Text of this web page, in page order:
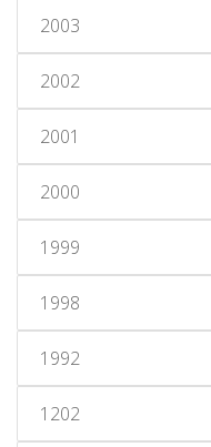
2003
2002
2001
2000
1999
1998
1992
1202